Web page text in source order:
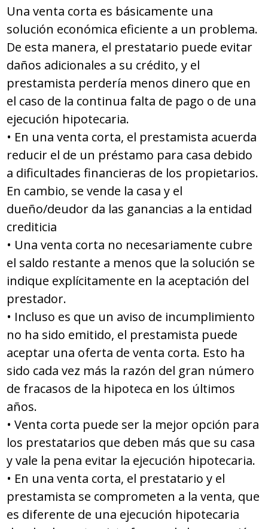
Una venta corta es básicamente una
solución económica eficiente a un problema.
De esta manera, el prestatario puede evitar
daños adicionales a su crédito, y el
prestamista perdería menos dinero que en
el caso de la continua falta de pago o de una
ejecución hipotecaria.
• En una venta corta, el prestamista acuerda
reducir el de un préstamo para casa debido
a dificultades financieras de los propietarios.
En cambio, se vende la casa y el
dueño/deudor da las ganancias a la entidad
crediticia
• Una venta corta no necesariamente cubre
el saldo restante a menos que la solución se
indique explícitamente en la aceptación del
prestador.
• Incluso es que un aviso de incumplimiento
no ha sido emitido, el prestamista puede
aceptar una oferta de venta corta. Esto ha
sido cada vez más la razón del gran número
de fracasos de la hipoteca en los últimos
años.
• Venta corta puede ser la mejor opción para
los prestatarios que deben más que su casa
y vale la pena evitar la ejecución hipotecaria.
• En una venta corta, el prestatario y el
prestamista se comprometen a la venta, que
es diferente de una ejecución hipotecaria